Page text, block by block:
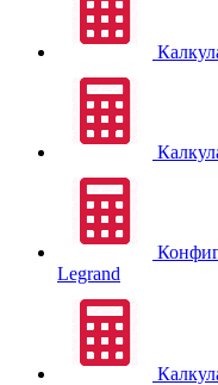
Legrand